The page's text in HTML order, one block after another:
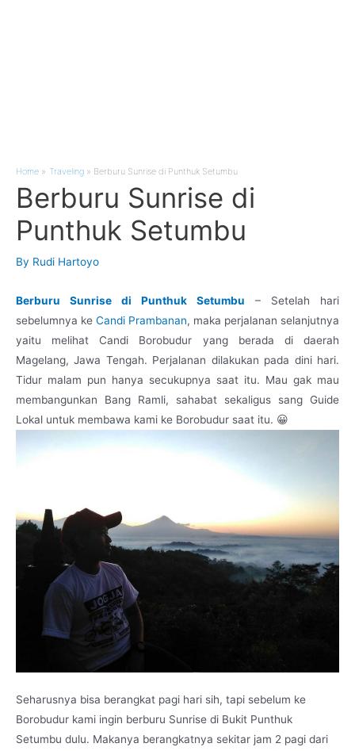
Home Traveling Berburu Sunrise di Punthuk Setumbu
Berburu Sunrise di
Punthuk Setumbu
By Rudi Hartoyo
Berburu Sunrise di Punthuk Setumbu – Setelah hari
sebelumnya ke Candi Prambanan, maka perjalanan selanjutnya
yaitu melihat Candi Borobudur yang berada di daerah
Magelang, Jawa Tengah. Perjalanan dilakukan pada dini hari.
Tidur malam pun hanya secukupnya saat itu. Mau gak mau
membangunkan Bang Ramli, sahabat sekaligus sang Guide
Lokal untuk membawa kami ke Borobudur saat itu. 😀
Seharusnya bisa berangkat pagi hari sih, tapi sebelum ke
Borobudur kami ingin berburu Sunrise di Bukit Punthuk
Setumbu dulu. Makanya berangkatnya sekitar jam 2 pagi dari